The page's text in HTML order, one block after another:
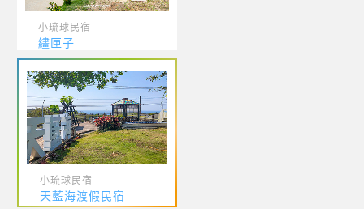
小琉球民宿
繣匣子
小琉球民宿
天藍海渡假民宿